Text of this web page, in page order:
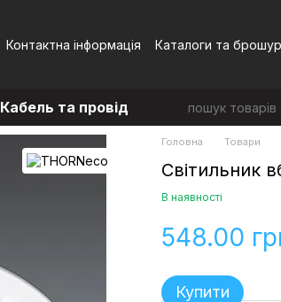
Контактна інформація Каталоги та
Кабель та провід
Головна Товари
Світильник
В наявності
548.00
Купити